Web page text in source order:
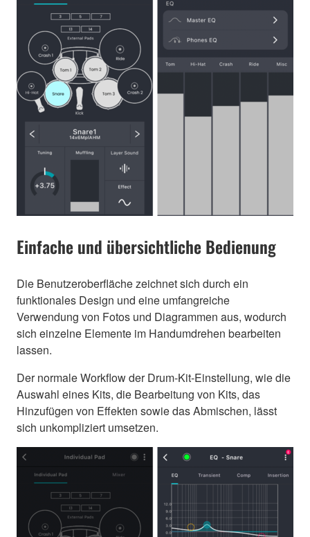
Einfache und übersichtliche Bedienung
Die Benutzeroberfläche zeichnet sich durch ein
funktionales Design und eine umfangreiche
Verwendung von Fotos und Diagrammen aus, wodurch
sich einzelne Elemente im Handumdrehen bearbeiten
lassen.
Der normale Workflow der Drum-Kit-Einstellung, wie die
Auswahl eines Kits, die Bearbeitung von Kits, das
Hinzufügen von Effekten sowie das Abmischen, lässt
sich unkompliziert umsetzen.